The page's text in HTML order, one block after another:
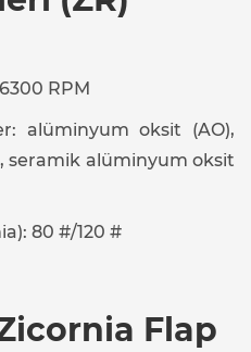
RPM
alüminyum oksit (AO),
seramik alüminyum oksit
80 #/120 #
Flap